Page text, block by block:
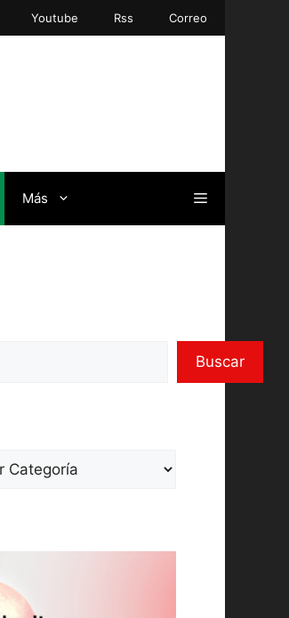
Youtube Rss Correo
Más
Buscar